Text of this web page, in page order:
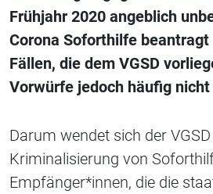
Frühjahr 2020 angeblich
Corona Soforthilfe beantragt
Fällen, die dem VGSD
Vorwürfe jedoch häufig
Darum wendet sich der
Kriminalisierung von
Empfänger*innen, die die